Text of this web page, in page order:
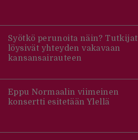
Syötkö perunoita näin? Tutkijat
löysivät yhteyden vakavaan
kansansairauteen
Eppu Normaalin viimeinen
konsertti esitetään Ylellä